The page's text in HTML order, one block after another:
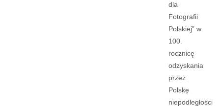
dla
Fotografii
Polskiej” w
100.
rocznicę
odzyskania
przez
Polskę
niepodległości